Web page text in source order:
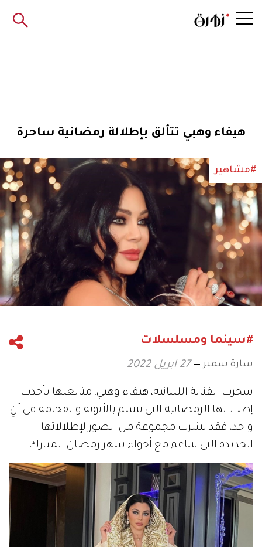
هيفاء وهبي تتألق بإطلالة رمضانية ساحرة
#مشاهير
#سينما ومسلسلات
سارة سمير 27 ابريل 2022
سحرت الفنانة اللبنانية، هيفاء وهبي، متابعيها بأحدث
إطلالاتها الرمضانية التي تتسم بالأنوثة والفخامة في آنٍ
واحد، فقد نشرت مجموعة من الصور لإطلالاتها
الجديدة التي تتناغم مع أجواء شهر رمضان المبارك.